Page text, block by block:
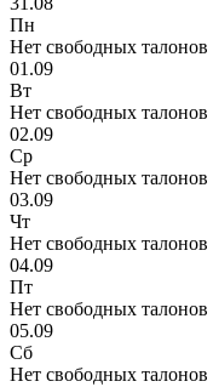
Пн
Нет свободных талонов
01.09
Вт
Нет свободных талонов
02.09
Ср
Нет свободных талонов
03.09
Чт
Нет свободных талонов
04.09
Пт
Нет свободных талонов
05.09
Сб
Нет свободных талонов